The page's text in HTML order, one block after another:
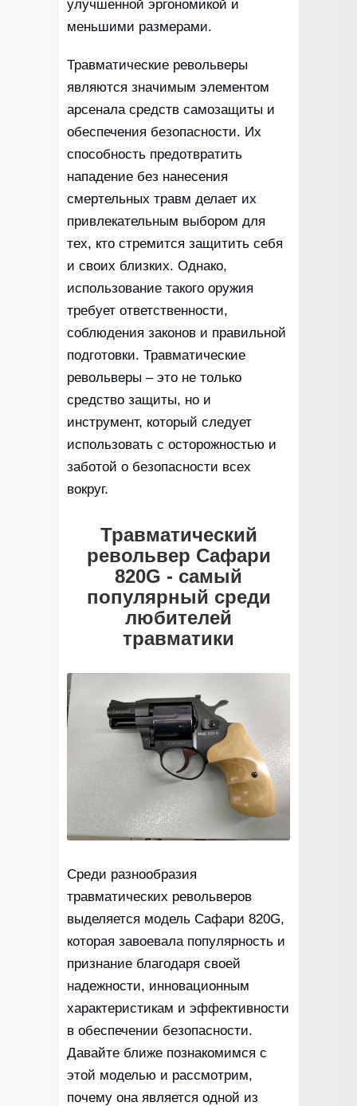
улучшенной эргономикой и
меньшими размерами.
Травматические револьверы
являются значимым элементом
арсенала средств самозащиты и
обеспечения безопасности. Их
способность предотвратить
нападение без нанесения
смертельных травм делает их
привлекательным выбором для
тех, кто стремится защитить себя
и своих близких. Однако,
использование такого оружия
требует ответственности,
соблюдения законов и правильной
подготовки. Травматические
револьверы – это не только
средство защиты, но и
инструмент, который следует
использовать с осторожностью и
заботой о безопасности всех
вокруг.
Травматический
револьвер Сафари
820G - самый
популярный среди
любителей
травматики
Среди разнообразия
травматических револьверов
выделяется модель Сафари 820G,
которая завоевала популярность и
признание благодаря своей
надежности, инновационным
характеристикам и эффективности
в обеспечении безопасности.
Давайте ближе познакомимся с
этой моделью и рассмотрим,
почему она является одной из